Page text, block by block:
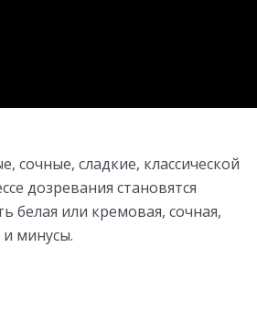
сладкие, классической
дозревания становятся
белая или кремовая, сочная,
и минусы.